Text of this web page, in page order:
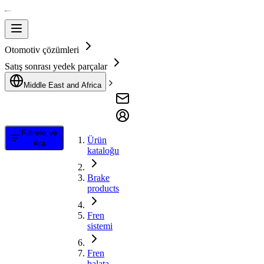
Otomotiv çözümleri
Satış sonrası yedek parçalar
Middle East and Africa
Filtrele ve
Ara
Ürün
kataloğu
Brake
products
Fren
sistemi
Fren